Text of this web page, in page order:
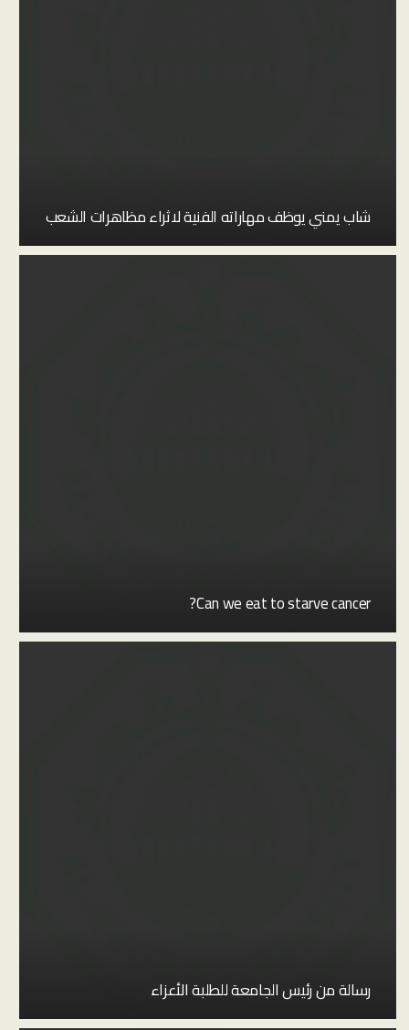
شاب يمني يوظف مهاراته الفنية لاثراء مظاهرات الشعب
Can we eat to starve cancer?
رسالة من رئيس الجامعة للطلبة الأعزاء